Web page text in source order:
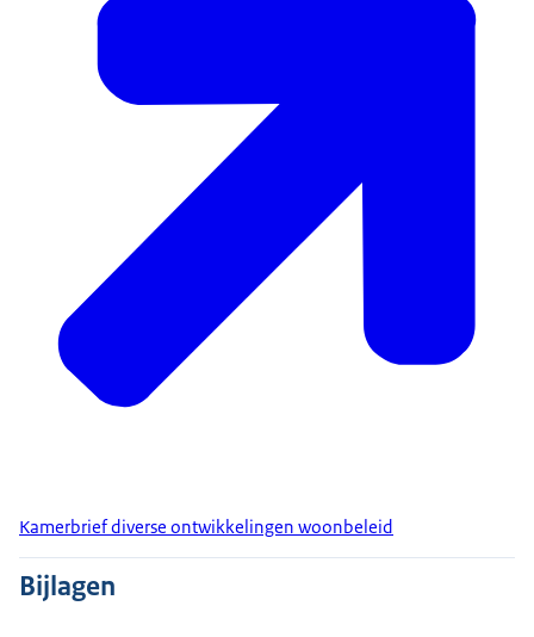
Kamerbrief diverse ontwikkelingen woonbeleid
Bijlagen